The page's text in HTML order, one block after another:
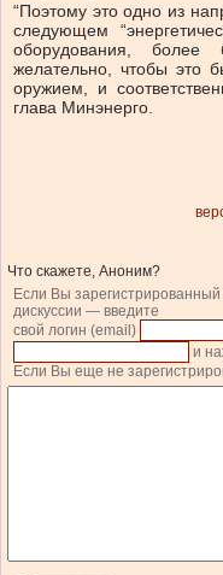
“Поэтому это одно из
следующем
оборудования, более
желательно, чтобы это
оружием, и
глава Минэнерго.
Что скажете, Аноним?
Если Вы зарегистрированный
дискуссии — введите
свой логин (email)
и
Если Вы еще не